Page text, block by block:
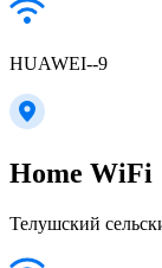
HUAWEI--9
Home WiFi
Телушский